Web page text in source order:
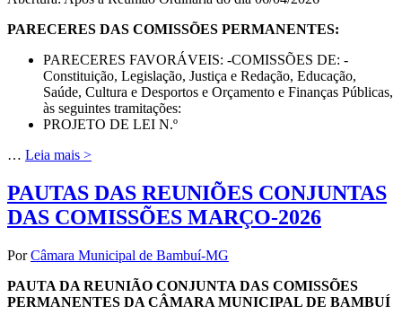
PARECERES DAS COMISSÕES PERMANENTES:
PARECERES FAVORÁVEIS: -COMISSÕES DE: -
Constituição, Legislação, Justiça e Redação, Educação,
Saúde, Cultura e Desportos e Orçamento e Finanças Públicas,
às seguintes tramitações:
PROJETO DE LEI N.º
… Leia mais >
PAUTAS DAS REUNIÕES CONJUNTAS
DAS COMISSÕES MARÇO-2026
PorCâmara Municipal de Bambuí-MG
PAUTA DA REUNIÃO CONJUNTA DAS COMISSÕES
PERMANENTES DA CÂMARA MUNICIPAL DE BAMBUÍ